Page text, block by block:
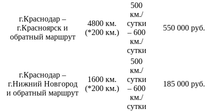
г.Краснодар –
г.Красноярск и
обратный маршрут
4800 км.
(*200 км.)
500
км./
сутки
– 600
км./
сутки
550 000 руб.
г.Краснодар –
г.Нижний Новгород
и обратный маршрут
1600 км.
(*200 км.)
500
км./
сутки
– 600
км./
сутки
185 000 руб.